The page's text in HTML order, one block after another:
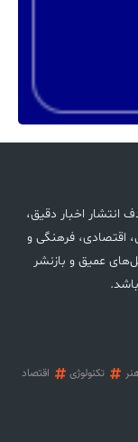
انتشار اخبار دقیق،
اقتصادی، فرهنگی و
عمیق و بازنشر
تکنولوژی
اقتصاد